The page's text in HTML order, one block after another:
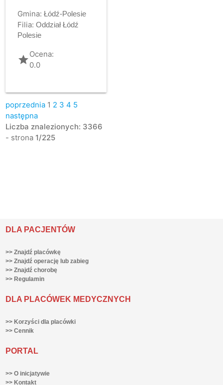
Gmina: Łódź-Polesie
Filia: Oddział Łódź
Polesie
gradeOcena:
0.0
poprzednia 1 2 3 4 5
następna
Liczba znalezionych: 3366
- strona 1/225
DLA PACJENTÓW
>> Znajdź placówkę
>> Znajdź operację lub zabieg
>> Znajdź chorobę
>> Regulamin
DLA PLACÓWEK MEDYCZNYCH
>> Korzyści dla placówki
>> Cennik
PORTAL
>> O inicjatywie
>> Kontakt